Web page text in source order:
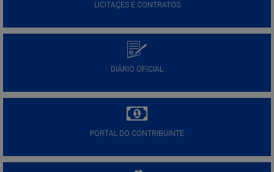
LICITAÇES E CONTRATOS
DIÁRIO OFICIAL
PORTAL DO CONTRIBUINTE